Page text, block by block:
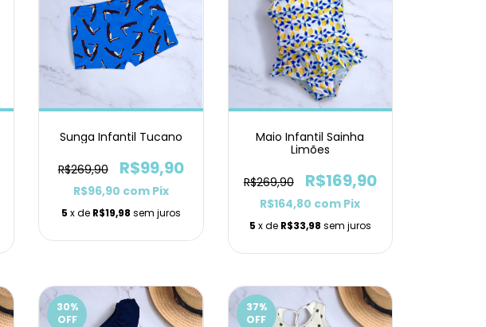
Sunga Infantil Tucano
R$269,90 R$99,90
R$96,90 com Pix
5 x de R$19,98 sem juros
Maio Infantil Sainha
Limões
R$269,90 R$169,90
R$164,80 com Pix
5 x de R$33,98 sem juros
30%
OFF
37%
OFF